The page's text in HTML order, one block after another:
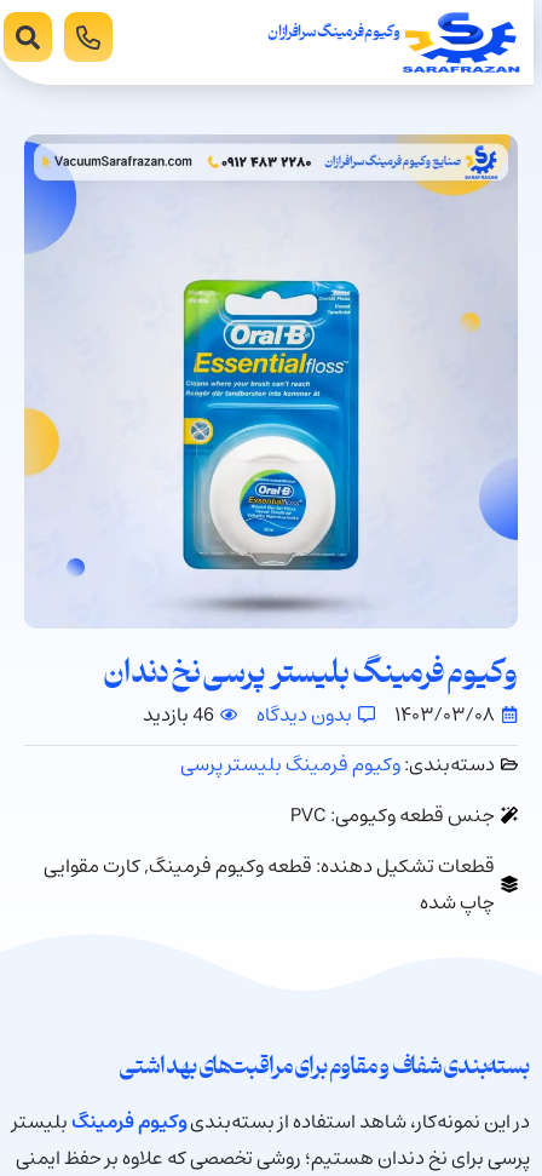
وکیوم فرمینگ سرافرازان
وکیوم فرمینگ بلیستر پرسی نخ دندان
۱۴۰۳/۰۳/۰۸ بدون دیدگاه
46 بازدید
دسته‌بندی:وکیوم فرمینگ بلیستر پرسی
جنس قطعه وکیومی: PVC
قطعات تشکیل دهنده: قطعه وکیوم فرمینگ, کارت مقوایی
چاپ شده
بسته‌بندی شفاف و مقاوم برای مراقبت‌های بهداشتی
در این نمونه‌کار، شاهد استفاده از بسته‌بندیوکیوم فرمینگبلیستر
پرسی برای نخ دندان هستیم؛ روشی تخصصی که علاوه بر حفظ ایمنی